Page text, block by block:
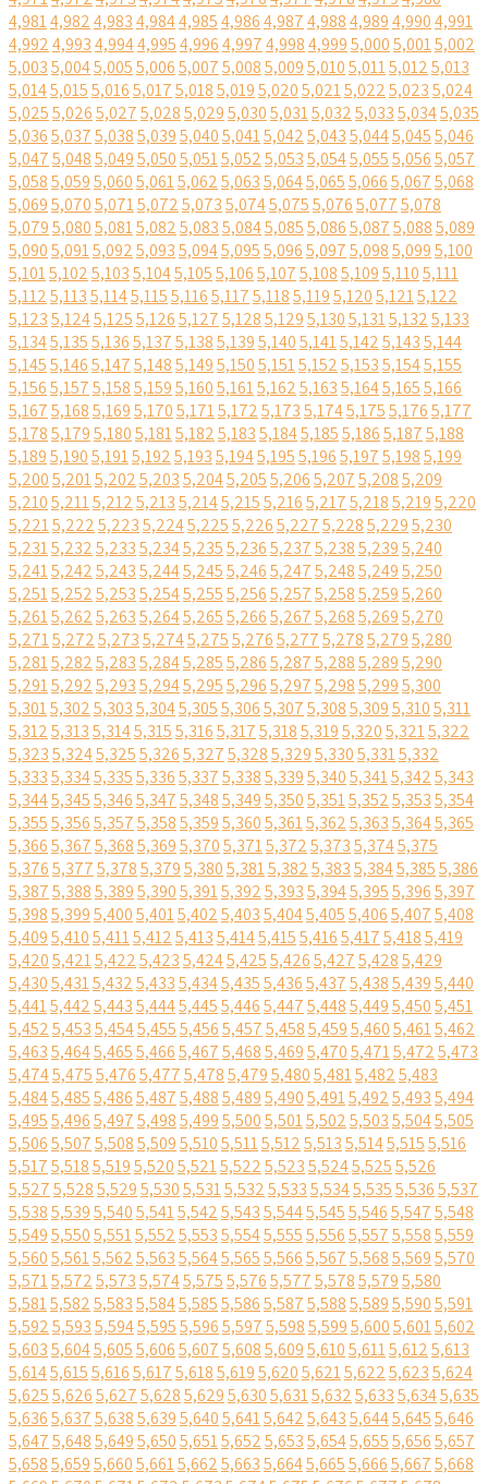
4,9814,9824,9834,9844,9854,9864,9874,9884,9894,9904,991
4,9924,9934,9944,9954,9964,9974,9984,9995,0005,0015,002
5,0035,0045,0055,0065,0075,0085,0095,0105,0115,0125,013
5,0145,0155,0165,0175,0185,0195,0205,0215,0225,0235,024
5,0255,0265,0275,0285,0295,0305,0315,0325,0335,0345,035
5,0365,0375,0385,0395,0405,0415,0425,0435,0445,0455,046
5,0475,0485,0495,0505,0515,0525,0535,0545,0555,0565,057
5,0585,0595,0605,0615,0625,0635,0645,0655,0665,0675,068
5,0695,0705,0715,0725,0735,0745,0755,0765,0775,078
5,0795,0805,0815,0825,0835,0845,0855,0865,0875,0885,089
5,0905,0915,0925,0935,0945,0955,0965,0975,0985,0995,100
5,1015,1025,1035,1045,1055,1065,1075,1085,1095,1105,111
5,1125,1135,1145,1155,1165,1175,1185,1195,1205,1215,122
5,1235,1245,1255,1265,1275,1285,1295,1305,1315,1325,133
5,1345,1355,1365,1375,1385,1395,1405,1415,1425,1435,144
5,1455,1465,1475,1485,1495,1505,1515,1525,1535,1545,155
5,1565,1575,1585,1595,1605,1615,1625,1635,1645,1655,166
5,1675,1685,1695,1705,1715,1725,1735,1745,1755,1765,177
5,1785,1795,1805,1815,1825,1835,1845,1855,1865,1875,188
5,1895,1905,1915,1925,1935,1945,1955,1965,1975,1985,199
5,2005,2015,2025,2035,2045,2055,2065,2075,2085,209
5,2105,2115,2125,2135,2145,2155,2165,2175,2185,2195,220
5,2215,2225,2235,2245,2255,2265,2275,2285,2295,230
5,2315,2325,2335,2345,2355,2365,2375,2385,2395,240
5,2415,2425,2435,2445,2455,2465,2475,2485,2495,250
5,2515,2525,2535,2545,2555,2565,2575,2585,2595,260
5,2615,2625,2635,2645,2655,2665,2675,2685,2695,270
5,2715,2725,2735,2745,2755,2765,2775,2785,2795,280
5,2815,2825,2835,2845,2855,2865,2875,2885,2895,290
5,2915,2925,2935,2945,2955,2965,2975,2985,2995,300
5,3015,3025,3035,3045,3055,3065,3075,3085,3095,3105,311
5,3125,3135,3145,3155,3165,3175,3185,3195,3205,3215,322
5,3235,3245,3255,3265,3275,3285,3295,3305,3315,332
5,3335,3345,3355,3365,3375,3385,3395,3405,3415,3425,343
5,3445,3455,3465,3475,3485,3495,3505,3515,3525,3535,354
5,3555,3565,3575,3585,3595,3605,3615,3625,3635,3645,365
5,3665,3675,3685,3695,3705,3715,3725,3735,3745,375
5,3765,3775,3785,3795,3805,3815,3825,3835,3845,3855,386
5,3875,3885,3895,3905,3915,3925,3935,3945,3955,3965,397
5,3985,3995,4005,4015,4025,4035,4045,4055,4065,4075,408
5,4095,4105,4115,4125,4135,4145,4155,4165,4175,4185,419
5,4205,4215,4225,4235,4245,4255,4265,4275,4285,429
5,4305,4315,4325,4335,4345,4355,4365,4375,4385,4395,440
5,4415,4425,4435,4445,4455,4465,4475,4485,4495,4505,451
5,4525,4535,4545,4555,4565,4575,4585,4595,4605,4615,462
5,4635,4645,4655,4665,4675,4685,4695,4705,4715,4725,473
5,4745,4755,4765,4775,4785,4795,4805,4815,4825,483
5,4845,4855,4865,4875,4885,4895,4905,4915,4925,4935,494
5,4955,4965,4975,4985,4995,5005,5015,5025,5035,5045,505
5,5065,5075,5085,5095,5105,5115,5125,5135,5145,5155,516
5,5175,5185,5195,5205,5215,5225,5235,5245,5255,526
5,5275,5285,5295,5305,5315,5325,5335,5345,5355,5365,537
5,5385,5395,5405,5415,5425,5435,5445,5455,5465,5475,548
5,5495,5505,5515,5525,5535,5545,5555,5565,5575,5585,559
5,5605,5615,5625,5635,5645,5655,5665,5675,5685,5695,570
5,5715,5725,5735,5745,5755,5765,5775,5785,5795,580
5,5815,5825,5835,5845,5855,5865,5875,5885,5895,5905,591
5,5925,5935,5945,5955,5965,5975,5985,5995,6005,6015,602
5,6035,6045,6055,6065,6075,6085,6095,6105,6115,6125,613
5,6145,6155,6165,6175,6185,6195,6205,6215,6225,6235,624
5,6255,6265,6275,6285,6295,6305,6315,6325,6335,6345,635
5,6365,6375,6385,6395,6405,6415,6425,6435,6445,6455,646
5,6475,6485,6495,6505,6515,6525,6535,6545,6555,6565,657
5,6585,6595,6605,6615,6625,6635,6645,6655,6665,6675,668